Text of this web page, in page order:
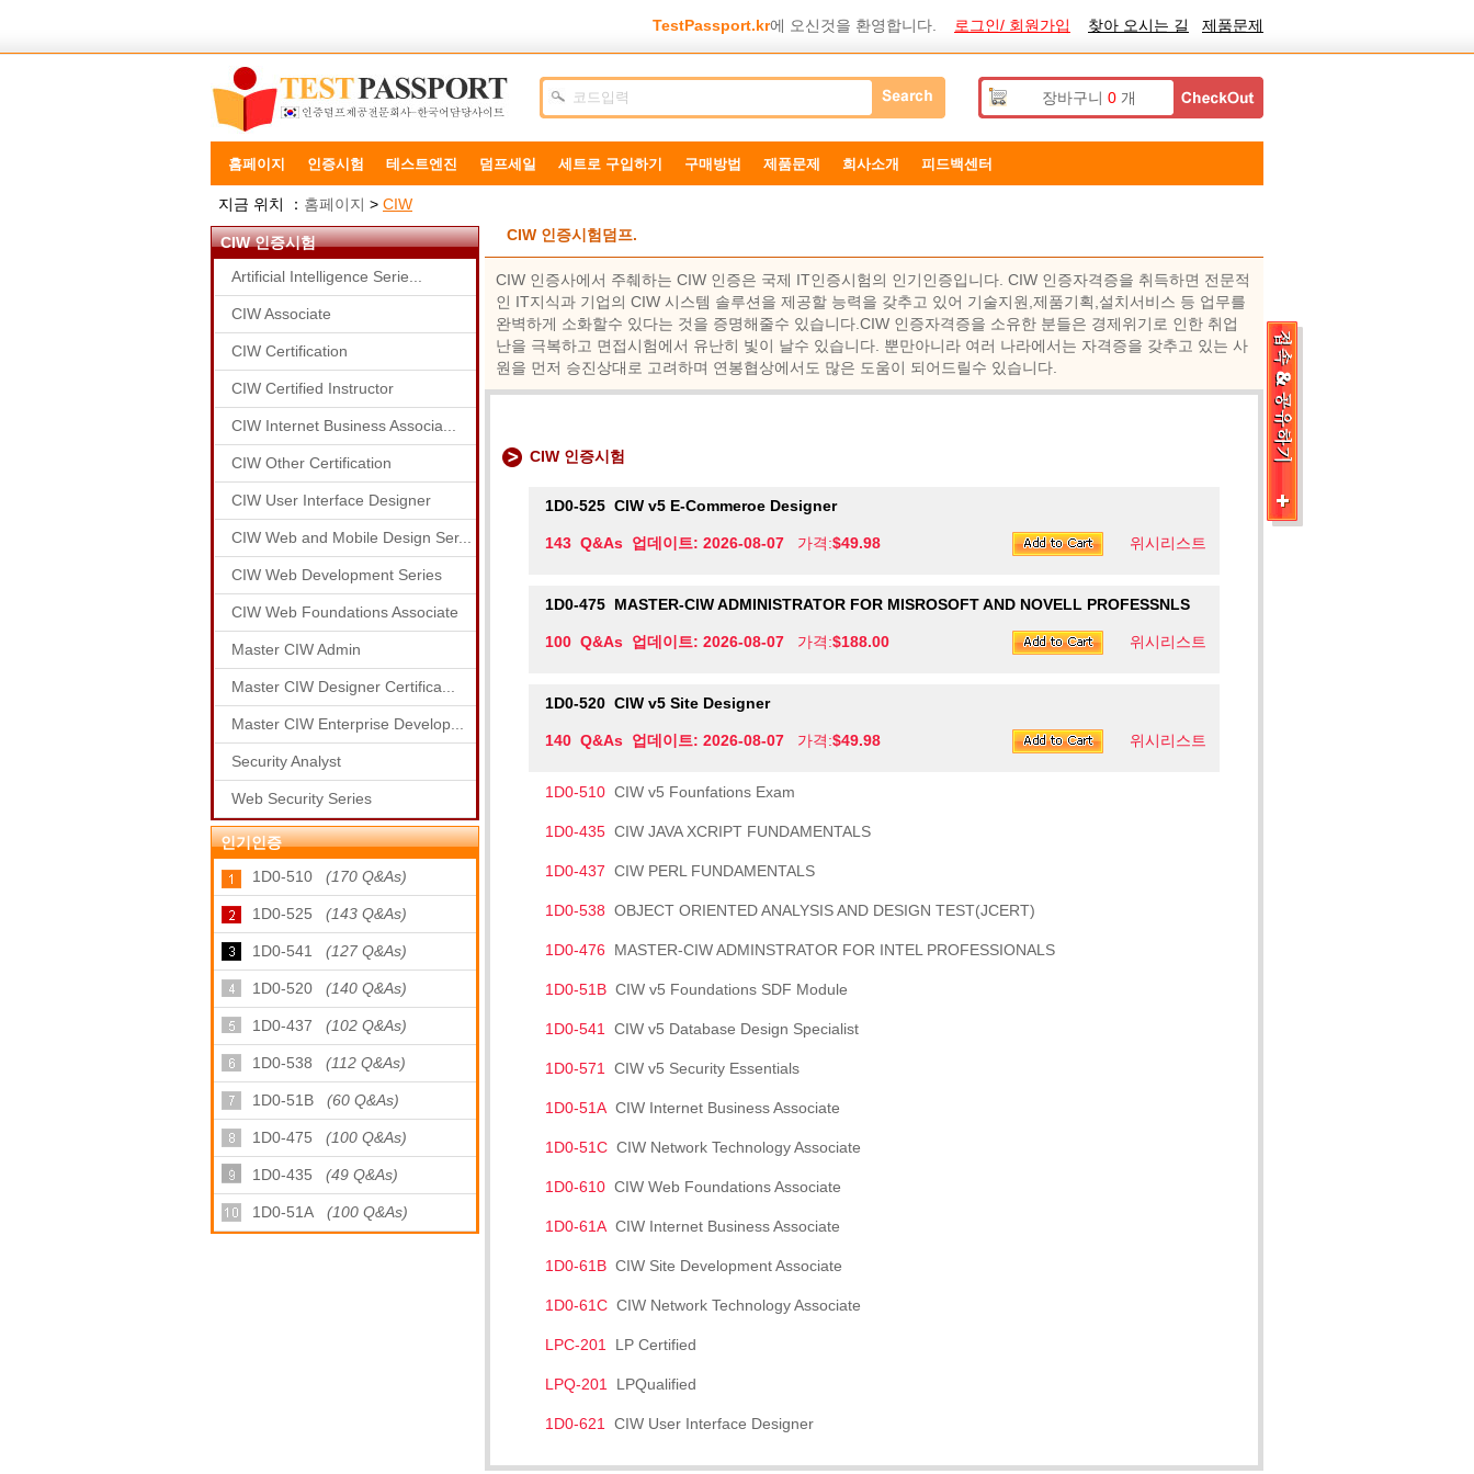
TestPassport.kr에 오신것을 환영합니다. 로그인/ 회원가입 찾아 오시는 길 제품문제
장바구니 0개
홈페이지 인증시험 테스트엔진 덤프세일 세트로 구입하기 구매방법 제품문제 희사소개 피드백센터
지금 위치 ： 홈페이지 > CIW
CIW 인증시험
Artificial Intelligence Serie...
CIW Associate
CIW Certification
CIW Certified Instructor
CIW Internet Business Associa...
CIW Other Certification
CIW User Interface Designer
CIW Web and Mobile Design Ser...
CIW Web Development Series
CIW Web Foundations Associate
Master CIW Admin
Master CIW Designer Certifica...
Master CIW Enterprise Develop...
Security Analyst
Web Security Series
인기인증
1D0-510 (170 Q&As)
1D0-525 (143 Q&As)
1D0-541 (127 Q&As)
1D0-520 (140 Q&As)
1D0-437 (102 Q&As)
1D0-538 (112 Q&As)
1D0-51B (60 Q&As)
1D0-475 (100 Q&As)
1D0-435 (49 Q&As)
1D0-51A (100 Q&As)
CIW 인증시험덤프.
CIW 인증사에서 주췌하는 CIW 인증은 국제 IT인증시험의 인기인증입니다. CIW 인증자격증을 취득하면 전문적
인 IT지식과 기업의 CIW 시스템 솔루션을 제공할 능력을 갖추고 있어 기술지원,제품기획,설치서비스 등 업무를
완벽하게 소화할수 있다는 것을 증명해줄수 있습니다.CIW 인증자격증을 소유한 분들은 경제위기로 인한 취업
난을 극복하고 면접시험에서 유난히 빛이 날수 있습니다. 뿐만아니라 여러 나라에서는 자격증을 갖추고 있는 사
원을 먼저 승진상대로 고려하며 연봉협상에서도 많은 도움이 되어드릴수 있습니다.
CIW 인증시험
1D0-525 CIW v5 E-Commeroe Designer
위시리스트
143 Q&As 업데이트: 2026-08-07 가격:$49.98
1D0-475 MASTER-CIW ADMINISTRATOR FOR MISROSOFT AND NOVELL PROFESSNLS
위시리스트
100 Q&As 업데이트: 2026-08-07 가격:$188.00
1D0-520 CIW v5 Site Designer
위시리스트
140 Q&As 업데이트: 2026-08-07 가격:$49.98
1D0-510 CIW v5 Founfations Exam
1D0-435 CIW JAVA XCRIPT FUNDAMENTALS
1D0-437 CIW PERL FUNDAMENTALS
1D0-538 OBJECT ORIENTED ANALYSIS AND DESIGN TEST(JCERT)
1D0-476 MASTER-CIW ADMINSTRATOR FOR INTEL PROFESSIONALS
1D0-51B CIW v5 Foundations SDF Module
1D0-541 CIW v5 Database Design Specialist
1D0-571 CIW v5 Security Essentials
1D0-51A CIW Internet Business Associate
1D0-51C CIW Network Technology Associate
1D0-610 CIW Web Foundations Associate
1D0-61A CIW Internet Business Associate
1D0-61B CIW Site Development Associate
1D0-61C CIW Network Technology Associate
LPC-201 LP Certified
LPQ-201 LPQualified
1D0-621 CIW User Interface Designer